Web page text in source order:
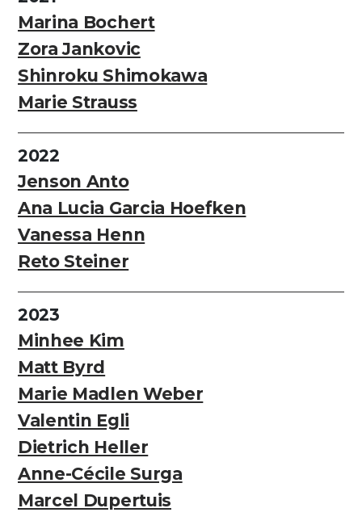
Marina Bochert
Zora Jankovic
Shinroku Shimokawa
Marie Strauss
2022
Jenson Anto
Ana Lucia Garcia Hoefken
Vanessa Henn
Reto Steiner
2023
Minhee Kim
Matt Byrd
Marie Madlen Weber
Valentin Egli
Dietrich Heller
Anne-Cécile Surga
Marcel Dupertuis